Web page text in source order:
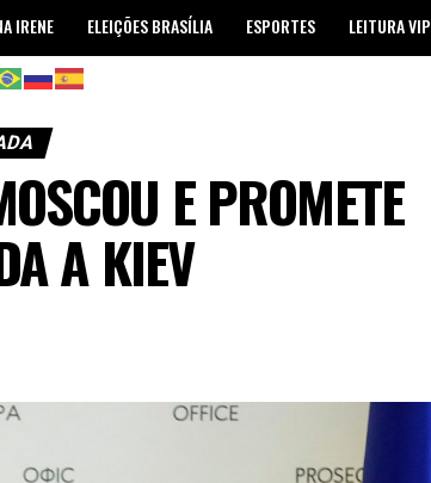
IRENE ELEIÇÕES BRASÍLIA ESPORTES LEITURA VIP
E PROMETE
A KIEV